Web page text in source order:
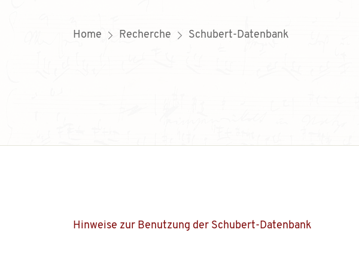
Home Recherche Schubert-Datenbank
Hinweise zur Benutzung der Schubert-Datenbank